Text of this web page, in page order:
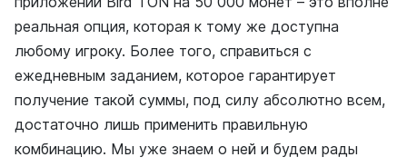
реальная опция, которая к тому же доступна
любому игроку. Более того, справиться с
ежедневным заданием, которое гарантирует
получение такой суммы, под силу абсолютно всем,
достаточно лишь применить правильную
комбинацию. Мы уже знаем о ней и будем рады